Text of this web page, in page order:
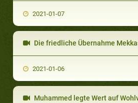
2021-01-07
Die friedliche Übernahme
2021-01-06
Muhammed legte Wert auf Wohlverhalten